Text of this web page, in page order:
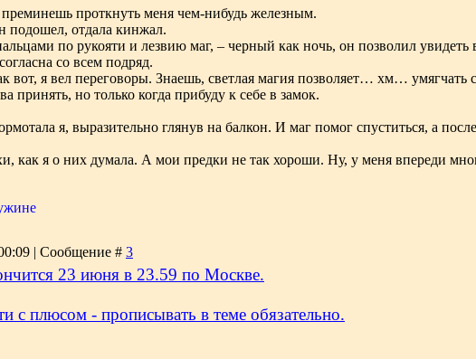
преминешь проткнуть меня чем-нибудь железным.
подошел, отдала кинжал.
по рукояти и лезвию маг, – черный как ночь, он позволил увидеть в
со всем подряд.
вот, я вел переговоры. Знаешь, светлая магия позволяет… хм… умягчать
принять, но только когда прибуду к себе в замок.
я, выразительно глянув на балкон. И маг помог спуститься, а
как я о них думала. А мои предки не так хороши. Ну, у меня впереди
| Сообщение # 3
23 июня в 23.59 по Москве.
с плюсом - прописывать в теме обязательно.